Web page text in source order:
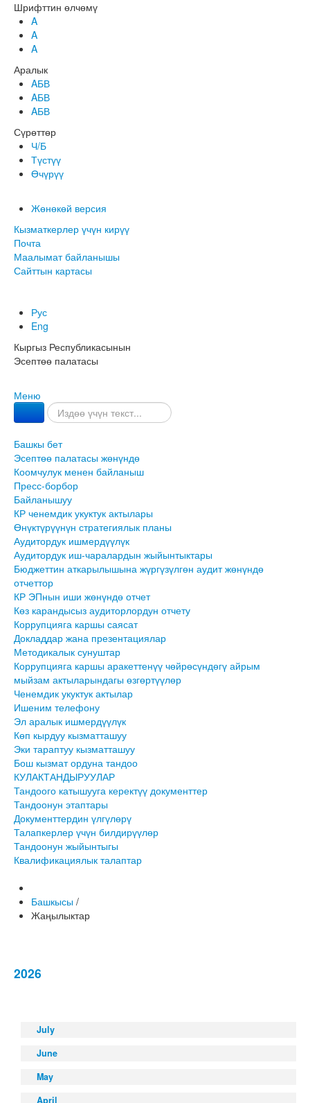
Шрифттин өлчөмү
A
A
A
Аралык
AБВ
AБВ
AБВ
Сүрөттөр
Ч/Б
Түстүү
Өчүрүү
Жөнөкөй версия
Кызматкерлер үчүн кирүү
Почта
Маалымат байланышы
Сайттын картасы
Рус
Eng
Кыргыз Республикасынын
Эсептөө палатасы
Меню
Башкы бет
Эсептөө палатасы жөнүндө
Коомчулук менен байланыш
Пресс-борбор
Байланышуу
КР ченемдик укуктук актылары
Өнүктүрүүнүн стратегиялык планы
Аудитордук ишмердүүлүк
Аудитордук иш-чаралардын жыйынтыктары
Бюджеттин аткарылышына жүргүзүлгөн аудит жөнүндө
отчеттор
КР ЭПнын иши жөнүндө отчет
Көз карандысыз аудиторлордун отчету
Коррупцияга каршы саясат
Докладдар жана презентациялар
Методикалык сунуштар
Коррупцияга каршы аракеттенүү чөйрөсүндөгү айрым
мыйзам актыларындагы өзгөртүүлөр
Ченемдик укуктук актылар
Ишеним телефону
Эл аралык ишмердүүлүк
Көп кырдуу кызматташуу
Эки тараптуу кызматташуу
Бош кызмат ордуна тандоо
КУЛАКТАНДЫРУУЛАР
Тандоого катышууга керектүү документтер
Тандоонун этаптары
Документтердин үлгүлөрү
Талапкерлер үчүн билдирүүлөр
Тандоонун жыйынтыгы
Квалификациялык талаптар
Башкысы /
Жаңылыктар
2026
July
June
May
April